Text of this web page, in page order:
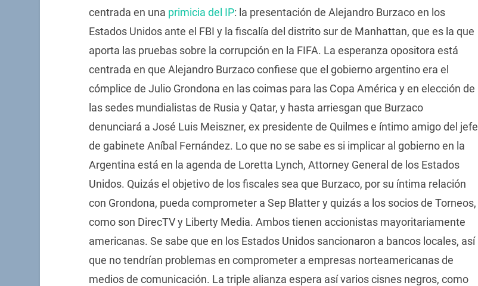
centrada en una primicia del IP: la presentación de Alejandro Burzaco en los
Estados Unidos ante el FBI y la fiscalía del distrito sur de Manhattan, que es la que
aporta las pruebas sobre la corrupción en la FIFA. La esperanza opositora está
centrada en que Alejandro Burzaco confiese que el gobierno argentino era el
cómplice de Julio Grondona en las coimas para las Copa América y en elección de
las sedes mundialistas de Rusia y Qatar, y hasta arriesgan que Burzaco
denunciará a José Luis Meiszner, ex presidente de Quilmes e íntimo amigo del jefe
de gabinete Aníbal Fernández. Lo que no se sabe es si implicar al gobierno en la
Argentina está en la agenda de Loretta Lynch, Attorney General de los Estados
Unidos. Quizás el objetivo de los fiscales sea que Burzaco, por su íntima relación
con Grondona, pueda comprometer a Sep Blatter y quizás a los socios de Torneos,
como son DirecTV y Liberty Media. Ambos tienen accionistas mayoritariamente
americanas. Se sabe que en los Estados Unidos sancionaron a bancos locales, así
que no tendrían problemas en comprometer a empresas norteamericanas de
medios de comunicación. La triple alianza espera así varios cisnes negros, como